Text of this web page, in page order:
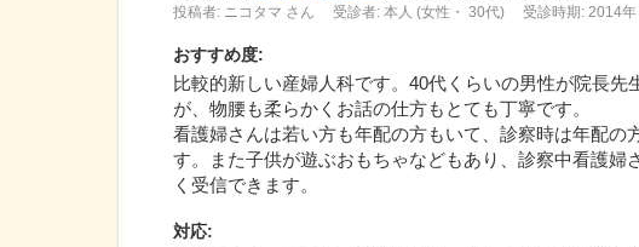
投稿者: ニコタマ さん
受診者: 本人 (女性・ 30代) 受診時期: 2014年
おすすめ度:
比較的新しい産婦人科です。40代くらいの男性が院長
が、物腰も柔らかくお話の仕方もとても丁寧です。
看護婦さんは若い方も年配の方もいて、診察時は年配の
す。また子供が遊ぶおもちゃなどもあり、診察中看護婦
く受信できます。
対応: